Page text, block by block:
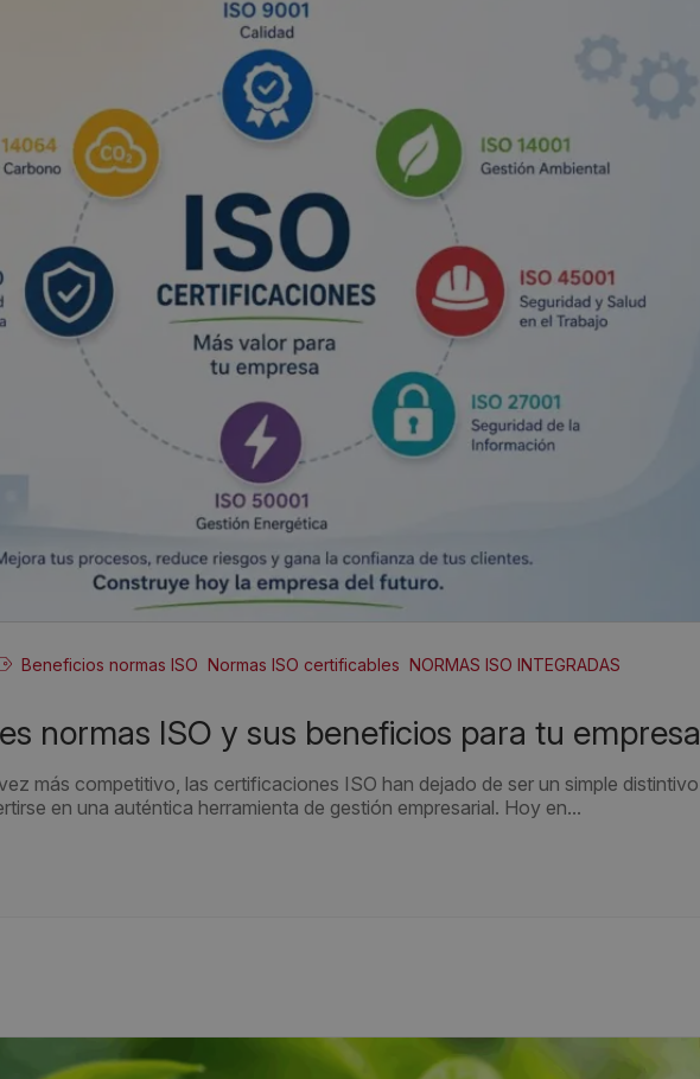
Beneficios normas ISO Normas ISO certificables NORMAS ISO INTEGRADAS
normas ISO y sus beneficios para tu empresa
más competitivo, las certificaciones ISO han dejado de ser un simple distintivo
en una auténtica herramienta de gestión empresarial. Hoy en...